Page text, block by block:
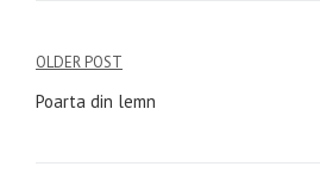
Navigare
în
OLDER POST
Poarta din lemn